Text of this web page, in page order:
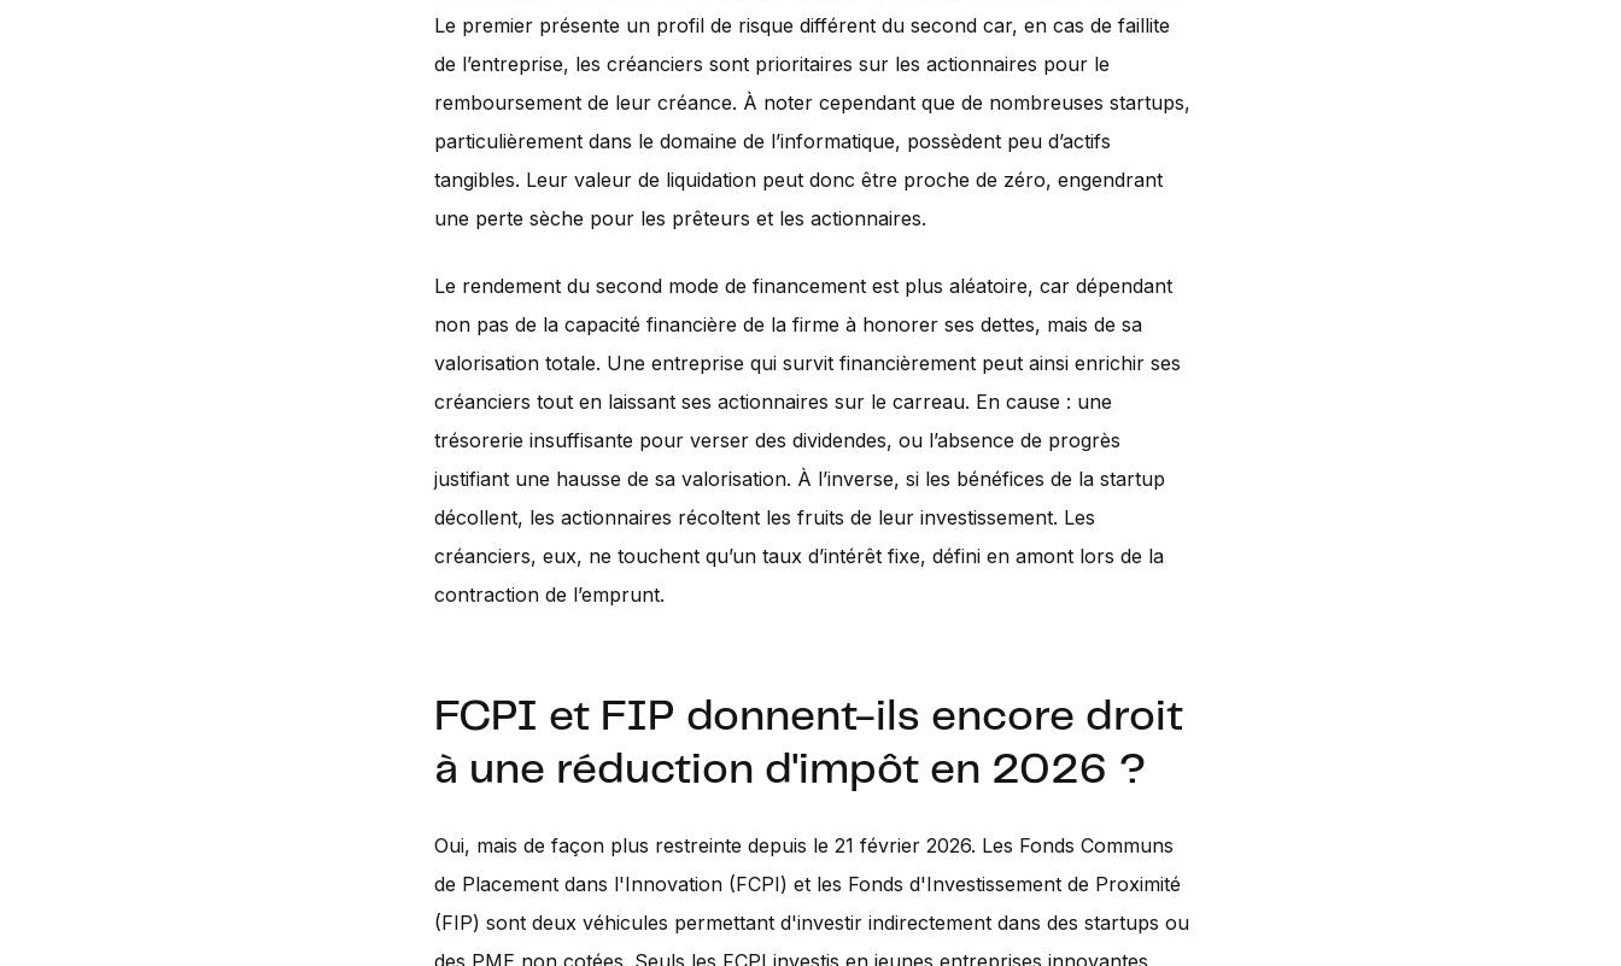
Le premier présente un profil de risque différent du second car, en cas de faillite
de l’entreprise, les créanciers sont prioritaires sur les actionnaires pour le
remboursement de leur créance. À noter cependant que de nombreuses startups,
particulièrement dans le domaine de l’informatique, possèdent peu d’actifs
tangibles. Leur valeur de liquidation peut donc être proche de zéro, engendrant
une perte sèche pour les prêteurs et les actionnaires.
Le rendement du second mode de financement est plus aléatoire, car dépendant
non pas de la capacité financière de la firme à honorer ses dettes, mais de sa
valorisation totale. Une entreprise qui survit financièrement peut ainsi enrichir ses
créanciers tout en laissant ses actionnaires sur le carreau. En cause : une
trésorerie insuffisante pour verser des dividendes, ou l’absence de progrès
justifiant une hausse de sa valorisation. À l’inverse, si les bénéfices de la startup
décollent, les actionnaires récoltent les fruits de leur investissement. Les
créanciers, eux, ne touchent qu’un taux d’intérêt fixe, défini en amont lors de la
contraction de l’emprunt.
FCPI et FIP donnent-ils encore droit
à une réduction d'impôt en 2026 ?
Oui, mais de façon plus restreinte depuis le 21 février 2026. Les Fonds Communs
de Placement dans l'Innovation (FCPI) et les Fonds d'Investissement de Proximité
(FIP) sont deux véhicules permettant d'investir indirectement dans des startups ou
des PME non cotées. Seuls les FCPI investis en jeunes entreprises innovantes